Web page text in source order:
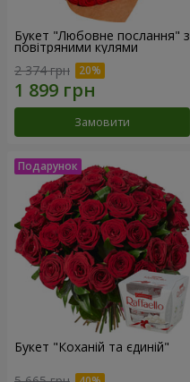
Букет "Любовне послання" з
повітряними кулями
2 374 грн
Замовити
Букет "Коханій та єдиній"